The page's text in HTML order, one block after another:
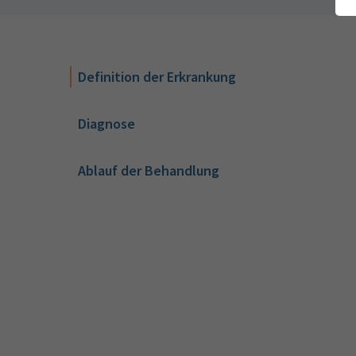
Definition der Erkrankung
Diagnose
Ablauf der Behandlung